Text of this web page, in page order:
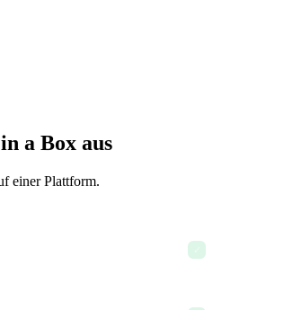
a Box aus
einer Plattform.